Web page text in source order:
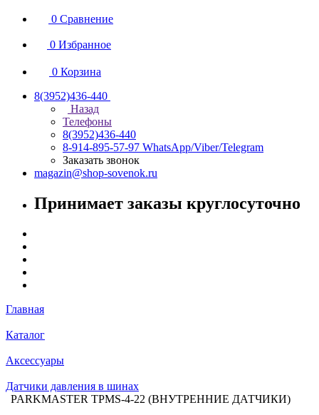
0 Сравнение
0 Избранное
0 Корзина
8(3952)436-440
Назад
Телефоны
8(3952)436-440
8-914-895-57-97 WhatsApp/Viber/Telegram
Заказать звонок
magazin@shop-sovenok.ru
Принимает заказы круглосуточно
Главная
Каталог
Аксессуары
Датчики давления в шинах
PARKMASTER TPMS-4-22 (ВНУТРЕННИЕ ДАТЧИКИ)